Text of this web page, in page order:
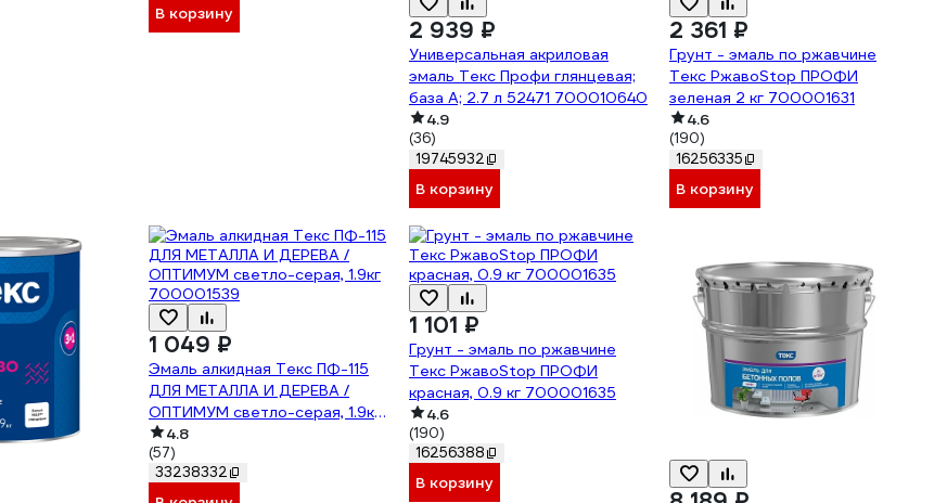
В корзину
2 939 ₽
Универсальная акриловая
эмаль Текс Профи глянцевая;
база A; 2.7 л 52471 700010640
4.9
(36)
19745932
В корзину
2 361 ₽
Грунт - эмаль по ржавчине
Текс РжавоStop ПРОФИ
зеленая 2 кг 700001631
4.6
(190)
16256335
В корзину
1 049 ₽
Эмаль алкидная Текс ПФ-115
ДЛЯ МЕТАЛЛА И ДЕРЕВА /
ОПТИМУМ светло-серая, 1.9кг
700001539
4.8
(57)
33238332
1 101 ₽
Грунт - эмаль по ржавчине
Текс РжавоStop ПРОФИ
красная, 0.9 кг 700001635
4.6
(190)
16256388
В корзину